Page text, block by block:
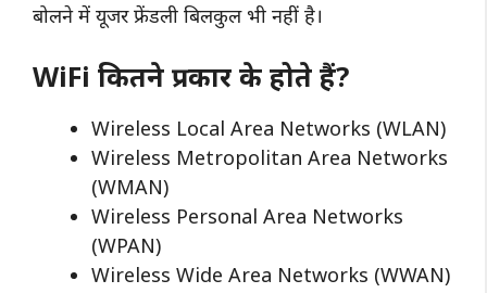
बोलने में यूजर फ्रेंडली बिलकुल भी नहीं है।
WiFi कितने प्रकार के होते हैं?
Wireless Local Area Networks (WLAN)
Wireless Metropolitan Area Networks
(WMAN)
Wireless Personal Area Networks
(WPAN)
Wireless Wide Area Networks (WWAN)